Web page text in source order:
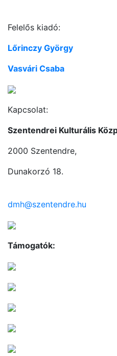
Felelős kiadó:
Lőrinczy György
Vasvári Csaba
Kapcsolat:
Szentendrei Kulturális
2000 Szentendre,
Dunakorzó 18.
dmh@szentendre.hu
Támogatók: